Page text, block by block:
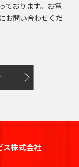
ております。お電
お問い合わせくだ
ス株式会社